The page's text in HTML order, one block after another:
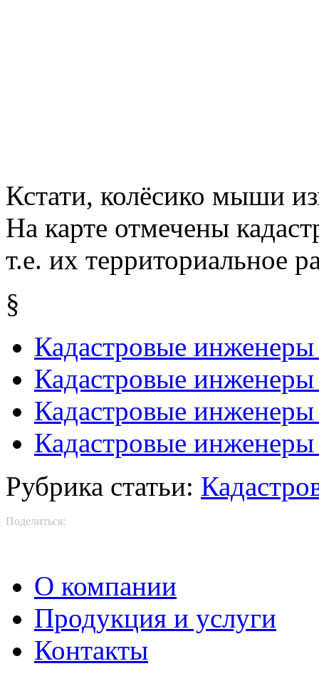
Кстати, колёсико мыши
На карте отмечены
т.е. их территориальное
§
Кадастровые
Кадастровые
Кадастровые
Кадастровые
Рубрика статьи:
Поделиться:
О компании
Продукция и услуги
Контакты